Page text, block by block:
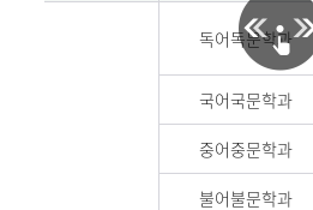
독어독문학과
국어국문학과
중어중문학과
불어불문학과